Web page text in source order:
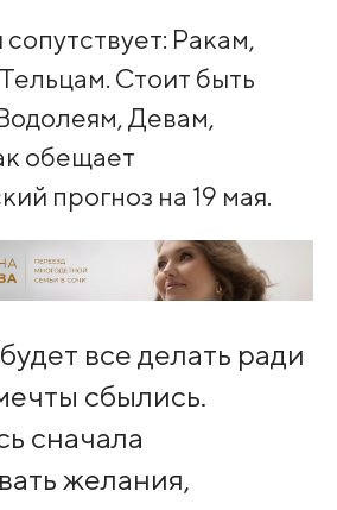
сопутствует: Ракам,
Стоит быть
Девам,
обещает
прогноз на 19 мая.
все делать ради
сбылись.
сначала
желания,